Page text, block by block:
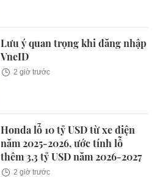
Lưu ý quan trọng khi đăng nhập
VneID
2 giờ trước
Honda lỗ 10 tỷ USD từ xe điện
năm 2025-2026, ước tính lỗ
thêm 3,3 tỷ USD năm 2026-2027
2 giờ trước